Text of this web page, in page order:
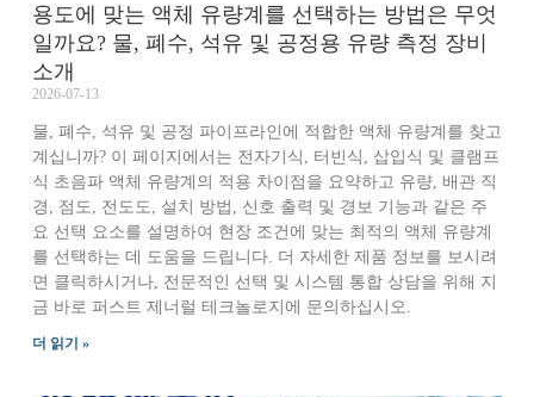
용도에 맞는 액체 유량계를 선택하는 방법은 무엇
일까요? 물, 폐수, 석유 및 공정용 유량 측정 장비
소개
2026-07-13
물, 폐수, 석유 및 공정 파이프라인에 적합한 액체 유량계를 찾고
계십니까? 이 페이지에서는 전자기식, 터빈식, 삽입식 및 클램프
식 초음파 액체 유량계의 적용 차이점을 요약하고 유량, 배관 직
경, 점도, 전도도, 설치 방법, 신호 출력 및 경보 기능과 같은 주
요 선택 요소를 설명하여 현장 조건에 맞는 최적의 액체 유량계
를 선택하는 데 도움을 드립니다. 더 자세한 제품 정보를 보시려
면 클릭하시거나, 전문적인 선택 및 시스템 통합 상담을 위해 지
금 바로 퍼스트 제너럴 테크놀로지에 문의하십시오.
더 읽기 »